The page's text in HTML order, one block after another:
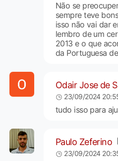
Não se
sempre teve
isso não vai dar
lembro de um
2013 e o que
da Portuguesa
Odair Jose de
23/09/2024
tudo isso para
Paulo Zeferino
23/09/2024